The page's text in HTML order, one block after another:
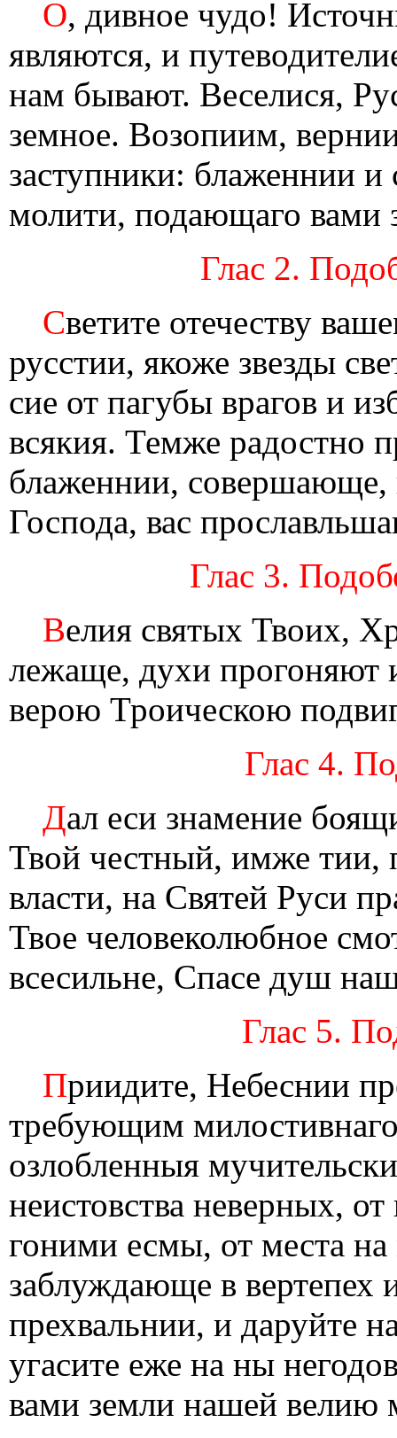
О, дивное чудо!
являются, и
нам бывают. Веселися,
земное. Возопиим,
заступники: блаженнии и
молити, подающаго вами
Глас 2.
Светите отечеству
русстии, якоже звезды
сие от пагубы врагов и
всякия. Темже радостно
блаженнии,
Господа, вас
Глас 3.
Велия святых Твоих,
лежаще, духи прогоняют
верою Троическою
Глас 4.
Дал еси знамение
Твой честный, имже тии,
власти, на Святей Руси
Твое человеколюбное
всесильне, Спасе душ
Глас 5.
Приидите, Небеснии
требующим
озлобленныя
неистовства неверных,
гоними есмы, от места
заблуждающе в вертепех
прехвальнии, и даруйте
угасите еже на ны
вами земли нашей велию